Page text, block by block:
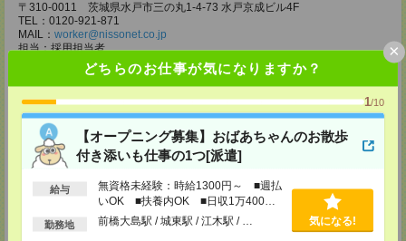
どちらのお仕事が気になりますか？
1/10
【オープニング募集】おばあちゃんのお散歩
付き添いも仕事の1つ[派遣]
給与
無資格未経験：時給1300円～ ■週払
いOK ■扶養内OK ■日収1万400円
以上
勤務地 前橋大島駅 / 城東駅 / 江木駅 / … 気になる!
×
〒310-0011 茨城県水戸市三の丸1-4-73 水戸京成ビル4F
TEL：0120-921-871
MAIL： worker@nissonet.co.jp
担当：採用担当者
受付可能日時：9:30-19:00 ※電話受付時間⇒9:30-21:00
宇都宮支社
〒320-0811 栃木県宇都宮市大通り1-2-11 フコク生命ビル4F
TEL：0120-921-871
MAIL： worker@nissonet.co.jp
担当：採用担当者
受付可能日時：9:30-19:00 ※電話受付時間⇒9:30-21:00
高崎支社
埼玉県さいたま市大宮区仲町2-23-2 大宮仲町センタービル3F（さいたま
支社内）
TEL：0120-921-871